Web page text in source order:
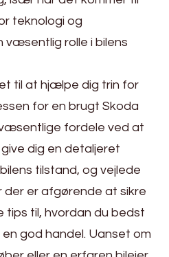
teknologi og
væsentlig rolle i bilens
til at hjælpe dig trin for
for en brugt Skoda
fordele ved at
dig en detaljeret
tilstand, og vejlede
der er afgørende at sikre
tips til, hvordan du bedst
god handel. Uanset om